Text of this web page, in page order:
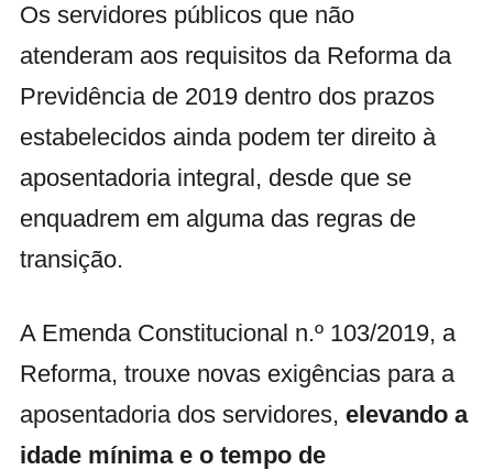
Os servidores públicos que não
atenderam aos requisitos da Reforma da
Previdência de 2019 dentro dos prazos
estabelecidos ainda podem ter direito à
aposentadoria integral, desde que se
enquadrem em alguma das regras de
transição.
A Emenda Constitucional n.º 103/2019, a
Reforma, trouxe novas exigências para a
aposentadoria dos servidores, elevando a
idade mínima e o tempo de